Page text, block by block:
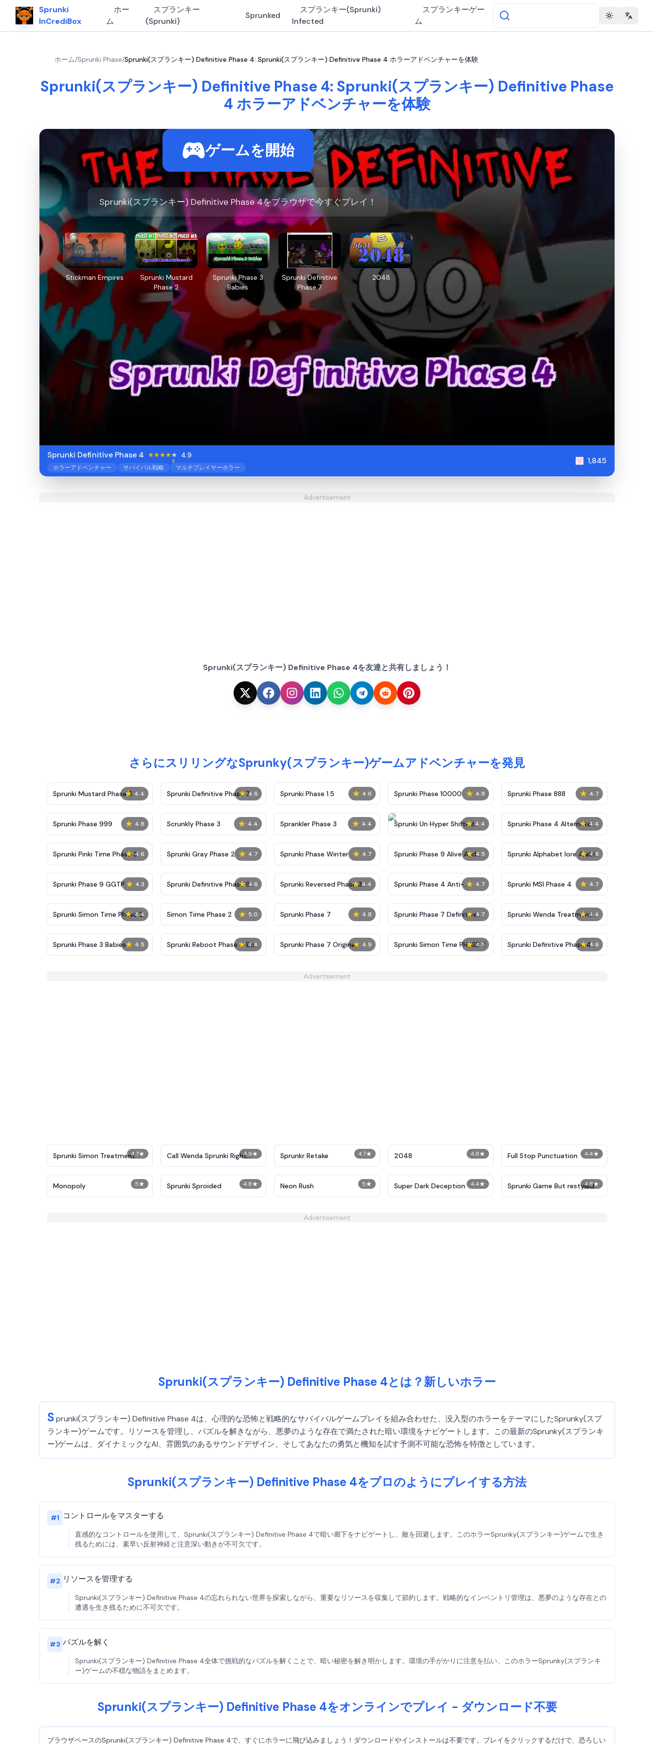
Sprunki
InCrediBox
ホー
ム
スプランキー
(Sprunki)
Sprunked
スプランキー(Sprunki)
Infected
スプランキーゲー
ム
Toggle theme
ホーム/Sprunki Phase/Sprunki(スプランキー) Definitive Phase 4: Sprunki(スプランキー) Definitive Phase 4 ホラーアドベンチャーを体験
Sprunki(スプランキー) Definitive Phase 4: Sprunki(スプランキー) Definitive Phase
4 ホラーアドベンチャーを体験
ゲームを開始
Sprunki(スプランキー) Definitive Phase 4をブラウザで今すぐプレイ！
Stickman Empires
Sprunki Mustard
Phase 2
Sprunki Phase 3
Babies
Sprunki Definitive
Phase 7
2048
Sprunki Definitive Phase 4 4.9
ホラーアドベンチャー サバイバル戦略 マルチプレイヤーホラー
1,845
Advertisement
Sprunki(スプランキー) Definitive Phase 4を友達と共有しましょう！
さらにスリリングなSprunky(スプランキー)ゲームアドベンチャーを発見
★ 4.4
Sprunki Mustard Phase 2 ★ 4.6
Sprunki Definitive Phase 7 ★ 4.6
Sprunki Phase 1.5 ★ 4.8
Sprunki Phase 10000 ★ 4.7
Sprunki Phase 888
★ 4.8
Sprunki Phase 999 ★ 4.4
Scrunkly Phase 3 ★ 4.4
Sprankler Phase 3 ★ 4.4
Sprunki Un Hyper Shifted
Phase 4
★ 4.4
Sprunki Phase 4 Alternate
Edition
★ 4.6
Sprunki Pinki Time Phase 3 ★ 4.7
Sprunki Gray Phase 2 ★ 4.7
Sprunki Phase Winter ★ 4.5
Sprunki Phase 9 Alive And
Malediction
★ 4.6
Sprunki Alphabet lore Arabic
Phase 3
★ 4.3
Sprunki Phase 9 GGTP ★ 4.6
Sprunki Definitive Phase 9
New
★ 4.4
Sprunki Reversed Phase 3
Definitive
★ 4.7
Sprunki Phase 4 Anti-
Shifted
★ 4.7
Sprunki MSI Phase 4
★ 4.4
Sprunki Simon Time Phase 2 ★ 5.0
Simon Time Phase 2 ★ 4.8
Sprunki Phase 7 ★ 4.7
Sprunki Phase 7 Definitive
(Fanmade)
★ 4.4
Sprunki Wenda Treatment
Phase 40
★ 4.5
Sprunki Phase 3 Babies ★ 4.4
Sprunki Reboot Phase 4 But
All Alive
★ 4.9
Sprunki Phase 7 Original ★ 4.5
Sprunki Simon Time PHASE 3 ★ 4.6
Sprunki Definitive Phase 4
Reupload
Advertisement
4.7★
Sprunki Simon Treatment 4.9★
Call Wenda Sprunki Right
Now
4.7★
Sprunkr Retake 4.8★
2048 4.4★
Full Stop Punctuation
5★
Monopoly 4.8★
Sprunki Sproided 5★
Neon Rush 4.4★
Super Dark Deception 4.8★
Sprunki Game But restyled
Advertisement
Sprunki(スプランキー) Definitive Phase 4とは？新しいホラー
Sprunki(スプランキー) Definitive Phase 4は、心理的な恐怖と戦略的なサバイバルゲームプレイを組み合わせた、没入型のホラーをテーマにしたSprunky(スプ
ランキー)ゲームです。リソースを管理し、パズルを解きながら、悪夢のような存在で満たされた暗い環境をナビゲートします。この最新のSprunky(スプランキ
ー)ゲームは、ダイナミックなAI、雰囲気のあるサウンドデザイン、そしてあなたの勇気と機知を試す予測不可能な恐怖を特徴としています。
Sprunki(スプランキー) Definitive Phase 4をプロのようにプレイする方法
#1 コントロールをマスターする
直感的なコントロールを使用して、Sprunki(スプランキー) Definitive Phase 4で暗い廊下をナビゲートし、敵を回避します。このホラーSprunky(スプランキー)ゲームで生き
残るためには、素早い反射神経と注意深い動きが不可欠です。
#2 リソースを管理する
Sprunki(スプランキー) Definitive Phase 4の忘れられない世界を探索しながら、重要なリソースを収集して節約します。戦略的なインベントリ管理は、悪夢のような存在との
遭遇を生き残るために不可欠です。
#3 パズルを解く
Sprunki(スプランキー) Definitive Phase 4全体で挑戦的なパズルを解くことで、暗い秘密を解き明かします。環境の手がかりに注意を払い、このホラーSprunky(スプランキ
ー)ゲームの不穏な物語をまとめます。
Sprunki(スプランキー) Definitive Phase 4をオンラインでプレイ - ダウンロード不要
ブラウザベースのSprunki(スプランキー) Definitive Phase 4で、すぐにホラーに飛び込みましょう！ダウンロードやインストールは不要です。プレイをクリックするだけで、恐ろしい